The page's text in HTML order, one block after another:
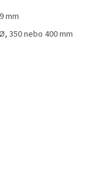
mm
350 nebo 400 mm